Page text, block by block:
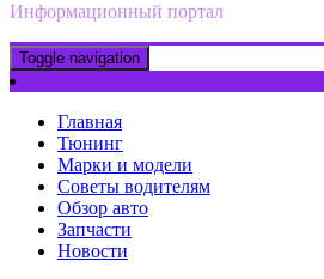
Информационный портал
Toggle navigation
Главная
Тюнинг
Марки и модели
Советы водителям
Обзор авто
Запчасти
Новости